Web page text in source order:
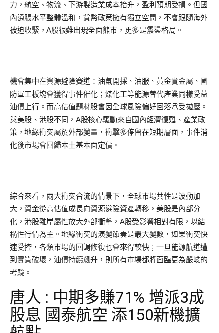
力，航空、物流、下游製造業成本抬升，盈利預期受損。但國
內通脹水平整體溫和，貨幣政策擁有獨立空間，不會跟隨海外
被迫收緊，A股很難出現全面熊市，更多是震盪格局。
機會集中在資源避險賽道：油氣開採、油服、黃金貴金屬、國
防軍工板塊會獲得事件催化；煤化工等能源替代產業同樣受益
油價上行。而高估值題材股會因全球風險偏好回落承受拋壓。
與美股、港股不同，A股核心驅動來自國內經濟復甦、產業政
策，地緣衝突屬於外部變量，衝擊多停留在短期層面，事件消
化後市場會回歸本土基本面定價。
綜合來看，兩大衝突合流的情景下，全球市場共性是波動加
大，資金從高估值成長向資源避險資產轉移。美股是內部分
化，港股離岸屬性放大外部衝擊，A股受影響相對有限，以結
構性行情為主。地緣衝突的演變節奏是最大變數，如果衝突快
速受控，各類市場的回調修復也會來得較快；一旦能源航道遭
到實質破壞，油價持續飆升，則所有市場都將面臨更為嚴峻的
考驗。
唐人 : 中期多賺71% 增派3成
股息 國泰航空 添150新機擴